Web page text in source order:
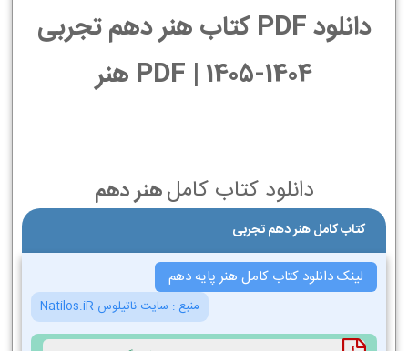
دانلود PDF کتاب هنر دهم تجربی
1404-1405 | PDF هنر
دانلود کتاب کاملهنر دهم
کتاب کامل هنر دهم تجربی
لینک دانلود کتاب کامل هنر پایه دهم
منبع : سایت ناتیلوس Natilos.iR